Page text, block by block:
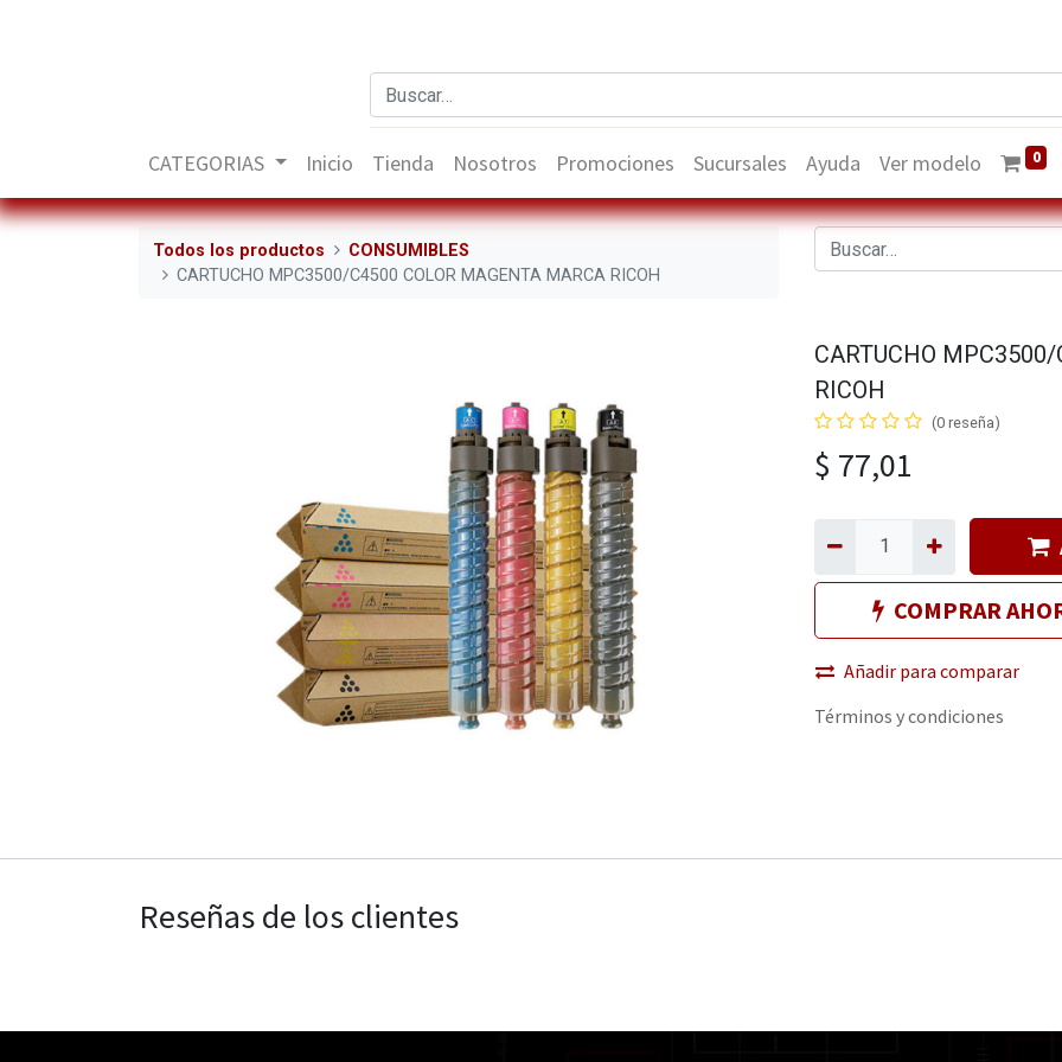
CATEGORIAS Inicio Tienda Nosotros Promociones Sucursales Ayuda Ver modelo 0
Todos los productos
CONSUMIBLES
CARTUCHO MPC3500/C4500 COLOR MAGENTA MARCA RICOH
CARTUCHO
RICOH
(0 reseña)
$ 77,01
COMPRAR
Añadir para comparar
Términos y condiciones
Reseñas de los clientes